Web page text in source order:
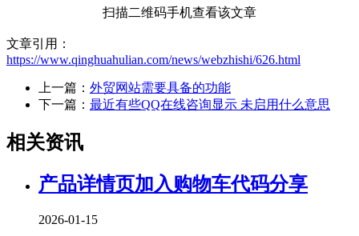
扫描二维码手机查看该文章
文章引用：
https://www.qinghuahulian.com/news/webzhishi/626.html
上一篇： 外贸网站需要具备的功能
下一篇： 最近有些QQ在线咨询显示 未启用什么意思
相关资讯
产品详情页加入购物车代码分享
2026-01-15